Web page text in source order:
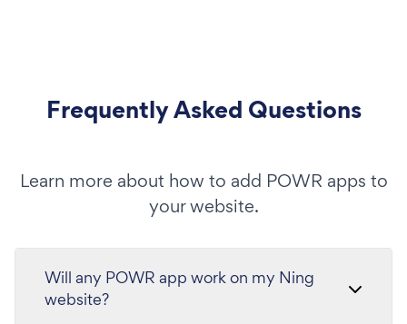
Frequently Asked Questions
Learn more about how to add POWR apps to
your website.
Will any POWR app work on my Ning
website?